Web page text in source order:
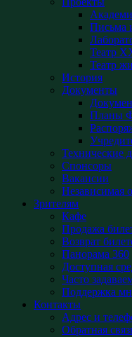
Письма
Театр
Театр
История
Документы
Планы
Технические
Спонсоры
Вакансии
Независимая
Зрителям
Кафе
Продажа
Возврат
Панорама 360
Доступная
Часто
Поддержка
Контакты
Адрес и
Обратная